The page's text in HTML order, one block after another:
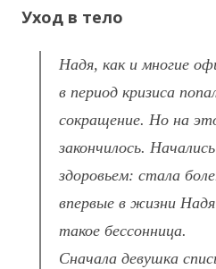
Уход в тело
Надя, как и многие
в период кризиса
сокращение. Но на
закончилось.
здоровьем: стала
впервые в жизни
такое бессонница.
Сначала девушка